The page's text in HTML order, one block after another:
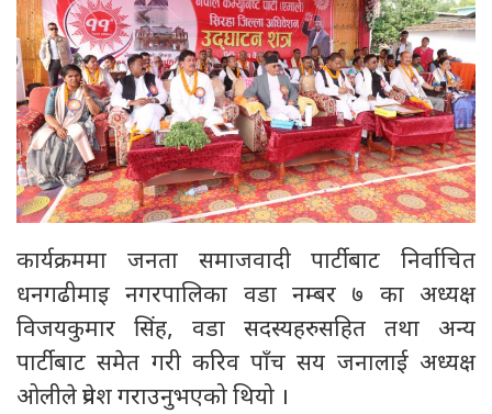
कार्यक्रममा जनता समाजवादी पार्टीबाट निर्वाचित
धनगढीमाइ नगरपालिका वडा नम्बर ७ का अध्यक्ष
विजयकुमार सिंह, वडा सदस्यहरुसहित तथा अन्य
पार्टीबाट समेत गरी करिव पाँच सय जनालाई अध्यक्ष
ओलीले प्रवेश गराउनुभएको थियो ।